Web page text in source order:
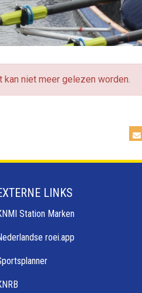
niet meer gelezen worden.
LINKS
Station Marken
roei.app